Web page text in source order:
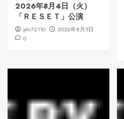
2026年8月4日（火）
「ＲＥＳＥＴ」公演
phi72110
2026年8月5日
0